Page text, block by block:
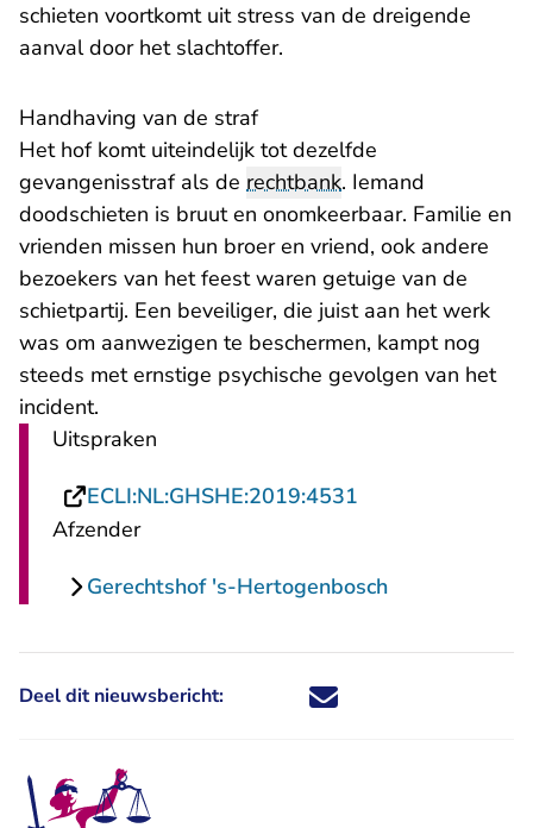
schieten voortkomt uit stress van de dreigende
aanval door het slachtoffer.
Handhaving van de straf
Het hof komt uiteindelijk tot dezelfde
gevangenisstraf als de rechtbank. Iemand
doodschieten is bruut en onomkeerbaar. Familie en
vrienden missen hun broer en vriend, ook andere
bezoekers van het feest waren getuige van de
schietpartij. Een beveiliger, die juist aan het werk
was om aanwezigen te beschermen, kampt nog
steeds met ernstige psychische gevolgen van het
incident.
Uitspraken
ECLI:NL:GHSHE:2019:4531
Afzender
Gerechtshof 's-Hertogenbosch
Deel dit nieuwsbericht: Deel dit nieuwsbericht via X -
Deel dit nieuwsbericht via
Deel dit nieuwsbericht
Deel dit